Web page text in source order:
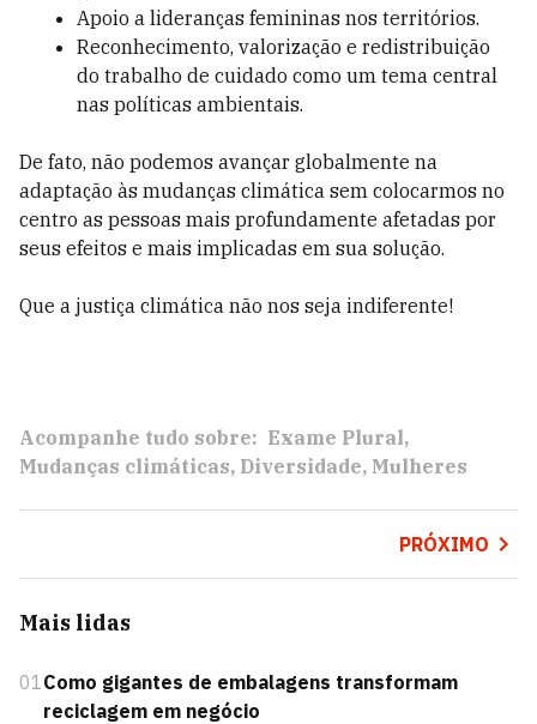
Apoio a lideranças femininas nos territórios.
Reconhecimento, valorização e redistribuição
do trabalho de cuidado como um tema central
nas políticas ambientais.
De fato, não podemos avançar globalmente na
adaptação às mudanças climática sem colocarmos no
centro as pessoas mais profundamente afetadas por
seus efeitos e mais implicadas em sua solução.
Que a justiça climática não nos seja indiferente!
Acompanhe tudo sobre: Exame Plural
Mudanças climáticas Diversidade Mulheres
PRÓXIMO
Mais lidas
01Como gigantes de embalagens transformam
reciclagem em negócio